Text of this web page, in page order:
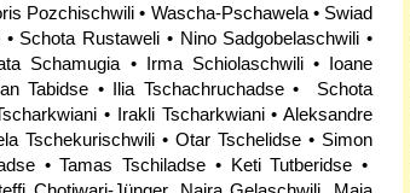
Pozchischwili • Wascha-Pschawela • Swiad
Schota Rustaweli • Nino Sadgobelaschwili •
Schamugia • Irma Schiolaschwili • Ioane
Tabidse • Ilia Tschachruchadse • Schota
• Irakli Tscharkwiani • Aleksandre
Tschekurischwili • Otar Tschelidse • Simon
• Tamas Tschiladse • Keti Tutberidse •